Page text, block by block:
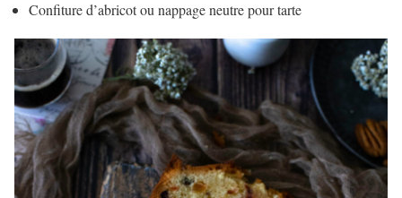
Confiture d’abricot ou nappage neutre pour tarte